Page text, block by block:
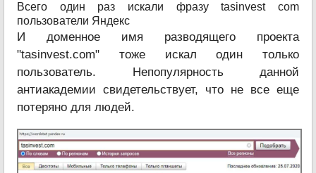
Всего один раз искали фразу tasinvest com
пользователи Яндекс
И доменное имя разводящего проекта
"tasinvest.com" тоже искал один только
пользователь. Непопулярность данной
антиакадемии свидетельствует, что не все еще
потеряно для людей.